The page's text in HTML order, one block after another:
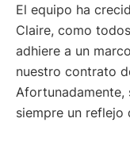
El equipo ha
Claire, como
adhiere a un
nuestro contrato
siempre un reflejo